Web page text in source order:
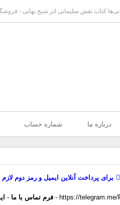
کتاب نقش سلیمانی اثر شیخ بهایی -
درباره ما شماره حساب
برای پرداخت آنلاین ایمیل و رمز دوم
https://telegram.me/
- فرم تماس با ما -